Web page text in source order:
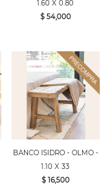
1.60 X 0.80
$ 54,000
BANCO ISIDRO - OLMO -
1.10 X 33
$ 16,500